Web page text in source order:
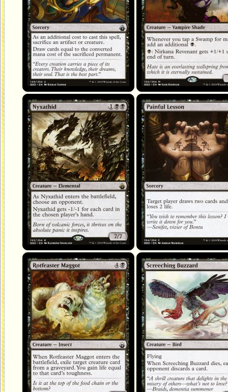
Nyxathide Leçon douloureuse
Vermine saprophage Buse grinçante